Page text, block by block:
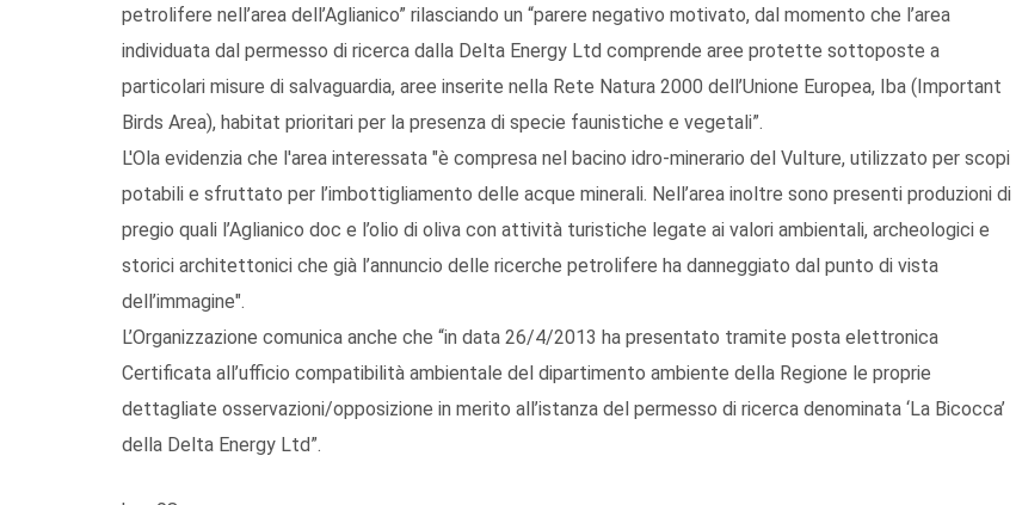
petrolifere nell’area dell’Aglianico” rilasciando un “parere negativo motivato, dal momento che l’area
individuata dal permesso di ricerca dalla Delta Energy Ltd comprende aree protette sottoposte a
particolari misure di salvaguardia, aree inserite nella Rete Natura 2000 dell’Unione Europea, Iba (Important
Birds Area), habitat prioritari per la presenza di specie faunistiche e vegetali”.
L'Ola evidenzia che l'area interessata "è compresa nel bacino idro-minerario del Vulture, utilizzato per scopi
potabili e sfruttato per l’imbottigliamento delle acque minerali. Nell’area inoltre sono presenti produzioni di
pregio quali l’Aglianico doc e l’olio di oliva con attività turistiche legate ai valori ambientali, archeologici e
storici architettonici che già l’annuncio delle ricerche petrolifere ha danneggiato dal punto di vista
dell’immagine".
L’Organizzazione comunica anche che “in data 26/4/2013 ha presentato tramite posta elettronica
Certificata all’ufficio compatibilità ambientale del dipartimento ambiente della Regione le proprie
dettagliate osservazioni/opposizione in merito all’istanza del permesso di ricerca denominata ‘La Bicocca’
della Delta Energy Ltd”.